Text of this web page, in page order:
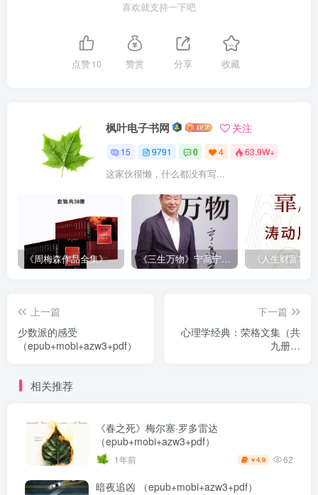
喜欢就支持一下吧
点赞10 赞赏 分享 收藏
枫叶电子书网 关注
15 9791 0 4 63.9W+
这家伙很懒，什么都没有写...
《周梅森作品全集》[共30册] 《三生万物》宁高宁（epub+mobi+azw3+pdf）
上一篇
少数派的感受
（epub+mobi+azw3+pdf）
下一篇
心理学经典：荣格文集（共
九册）
相关推荐
《春之死》梅尔塞·罗多雷达
（epub+mobi+azw3+pdf）
1年前 ￥4.9 62
暗夜追凶 （epub+mobi+azw3+pdf）